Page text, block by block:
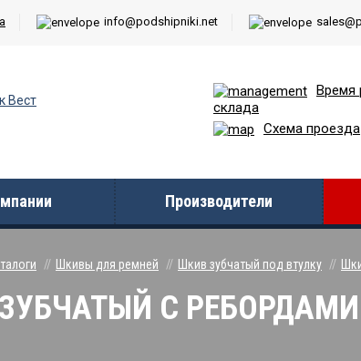
info@podshipniki.net
Время
склада
Схема проезда
Производители
Шкивы для ремней Шкив зубчатый под втулку
С РЕБОРДАМИ